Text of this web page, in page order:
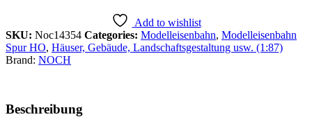
Add to wishlist
SKU: Noc14354 Categories: Modelleisenbahn, Modelleisenbahn
Spur HO, Häuser, Gebäude, Landschaftsgestaltung usw. (1:87)
Brand: NOCH
Beschreibung